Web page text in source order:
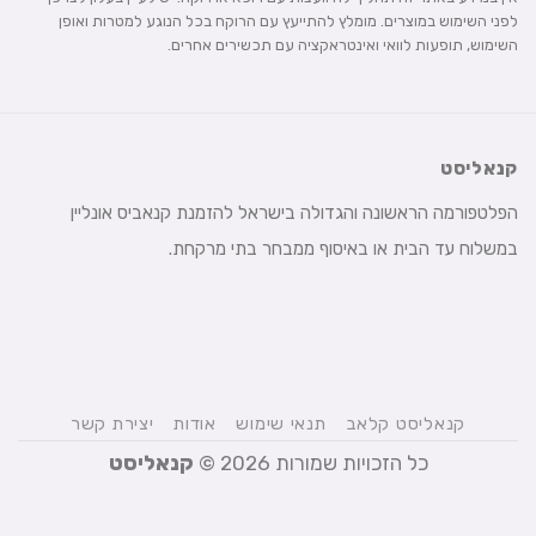
לפני השימוש במוצרים. מומלץ להתייעץ עם הרוקח בכל הנוגע למטרות ואופן
השימוש, תופעות לוואי ואינטראקציה עם תכשירים אחרים.
קנאליסט
הפלטפורמה הראשונה והגדולה בישראל להזמנת קנאביס אונליין
במשלוח עד הבית או באיסוף ממבחר בתי מרקחת.
קנאליסט קלאב תנאי שימוש אודות יצירת קשר
כל הזכויות שמורות 2026 © קנאליסט